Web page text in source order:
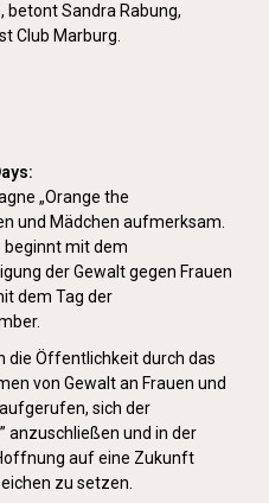
betont Sandra Rabung,
Club Marburg.
„Orange the
und Mädchen aufmerksam.
beginnt mit dem
der Gewalt gegen Frauen
dem Tag der
die Öffentlichkeit durch das
von Gewalt an Frauen und
sich der
anzuschließen und in der
auf eine Zukunft
zu setzen.